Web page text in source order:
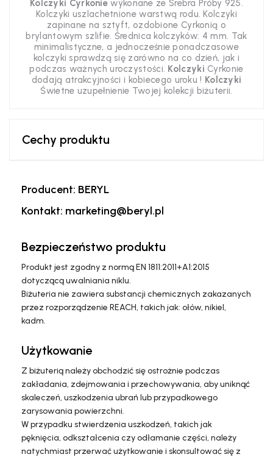
Kolczyki Cyrkonie wykonane ze Srebra Próby 925.
Kolczyki uszlachetnione warstwą rodu. Kolczyki
zapinane na sztyft, ozdobione Cyrkonią o
brylantowym szlifie. Średnica kolczyków: 4 mm. Tak
minimalistyczne, a jednocześnie ponadczasowe
kolczyki sprawdzą się zarówno na co dzień, jak i
podczas ważnych uroczystości. Kolczyki Cyrkonie
dodają atrakcyjności i kobiecego uroku ! Kolczyki
Świetne uzupełnienie Twojej kolekcji biżuterii.
Cechy produktu
Producent: BERYL
Kontakt: marketing@beryl.pl
Bezpieczeństwo produktu
Produkt jest zgodny z normą EN 1811:2011+A1:2015
dotyczącą uwalniania niklu.
Biżuteria nie zawiera substancji chemicznych zakazanych
przez rozporządzenie REACH, takich jak: ołów, nikiel,
kadm.
Użytkowanie
Z biżuterią należy obchodzić się ostrożnie podczas
zakładania, zdejmowania i przechowywania, aby uniknąć
skaleczeń, uszkodzenia ubrań lub przypadkowego
zarysowania powierzchni.
W przypadku stwierdzenia uszkodzeń, takich jak
pęknięcia, odkształcenia czy odłamanie części, należy
natychmiast przerwać użytkowanie i skonsultować się z